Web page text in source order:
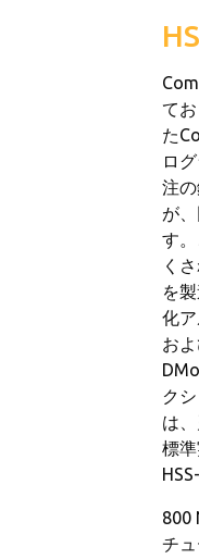
て
た
ロ
注
が
す
く
を
化
お
ク
は
標
800
チ